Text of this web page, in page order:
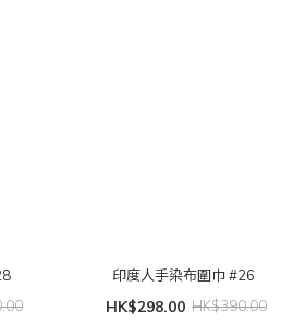
印度人手染布圍巾 #26
HK$298.00 HK$390.00